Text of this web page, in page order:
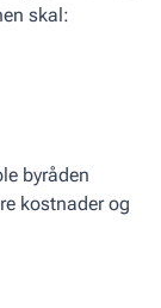
skal:
byråden
kostnader og